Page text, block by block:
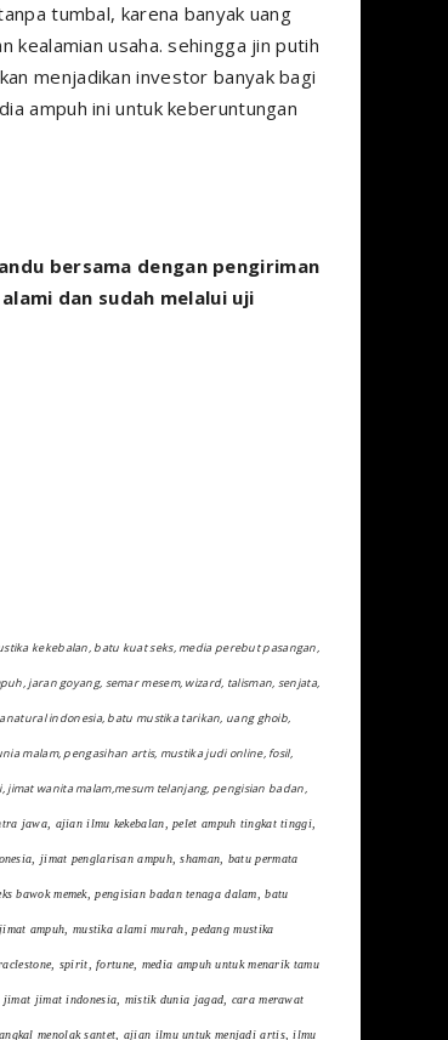
tumbal, karena banyak uang
kealamian usaha. sehingga jin putih
menjadikan investor banyak bagi
ampuh ini untuk keberuntungan
bersama dengan pengiriman
dan sudah melalui uji
kekebalan, batu kuat seks, media perebut pasangan,
jaran goyang, semar mesem, wizard, talisman, senjata,
indonesia, batu mustika tarikan, uang ghoib,
malam, pengasihan artis, mustika judi online, fosil,
wanita malam,mesum telanjang, pengisian badan,
jawa, ajian ilmu kekebalan, pelet ampuh tingkat tinggi,
jimat penglarisan ampuh, shaman, batu permata
bawok memek, pengisian badan tenaga dalam, batu
ampuh, mustika alami murah, pedang mustika
spirit, fortune, media ampuh untuk menarik tamu
jimat jimat indonesia, mistik dunia jagad, cara merawat
menolak santet, ajian ilmu untuk menjadi artis, ilmu